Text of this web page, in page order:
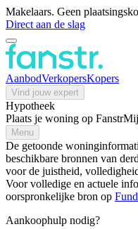
Makelaars. Geen
Direct aan de slag
AanbodVerkopersKopers
Vind jouw expert
Hypotheek
Plaats je woning op Fanstr
Menu
De getoonde
beschikbare bronnen van
voor de juistheid,
Voor volledige en actuele
oorspronkelijke bron op
Aankoophulp nodig?